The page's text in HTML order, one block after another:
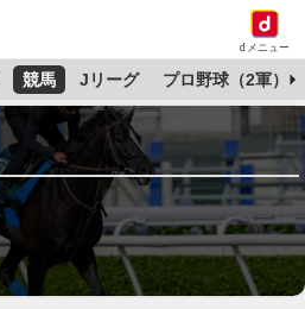
dメニュー
競馬 Jリーグ プロ野球（2軍）